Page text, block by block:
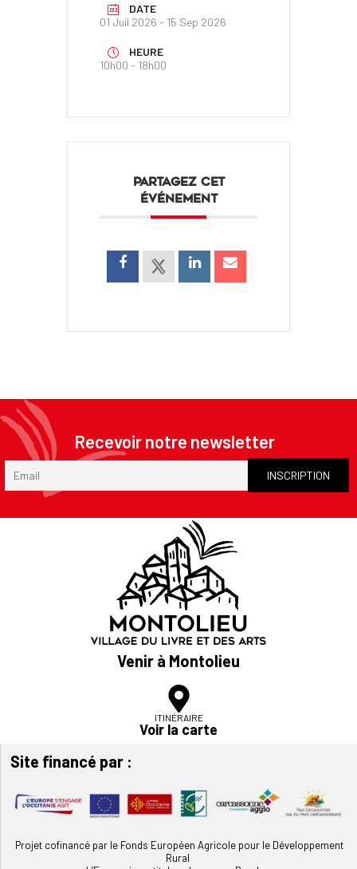
DATE
01 Juil 2026 - 15 Sep 2026
HEURE
10h00 - 18h00
PARTAGEZ CET
ÉVÉNEMENT
Recevoir notre newsletter
Venir à Montolieu
ITINÉRAIRE
Voir la carte
Site financé par :
Projet cofinancé par le Fonds Européen Agricole pour le Développement
Rural